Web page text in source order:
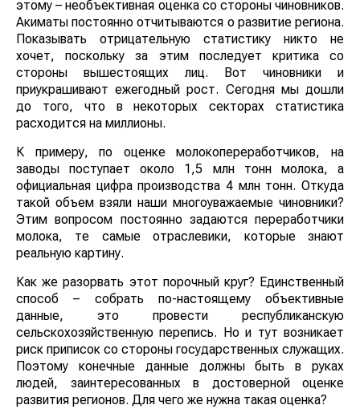
этому – необъективная оценка со стороны чиновников.
Акиматы постоянно отчитываются о развитие региона.
Показывать отрицательную статистику никто не
хочет, поскольку за этим последует критика со
стороны вышестоящих лиц. Вот чиновники и
приукрашивают ежегодный рост. Сегодня мы дошли
до того, что в некоторых секторах статистика
расходится на миллионы.
К примеру, по оценке молокопереработчиков, на
заводы поступает около 1,5 млн тонн молока, а
официальная цифра производства 4 млн тонн. Откуда
такой объем взяли наши многоуважаемые чиновники?
Этим вопросом постоянно задаются переработчики
молока, те самые отраслевики, которые знают
реальную картину.
Как же разорвать этот порочный круг? Единственный
способ – собрать по-настоящему объективные
данные, это провести республиканскую
сельскохозяйственную перепись. Но и тут возникает
риск приписок со стороны государственных служащих.
Поэтому конечные данные должны быть в руках
людей, заинтересованных в достоверной оценке
развития регионов. Для чего же нужна такая оценка?